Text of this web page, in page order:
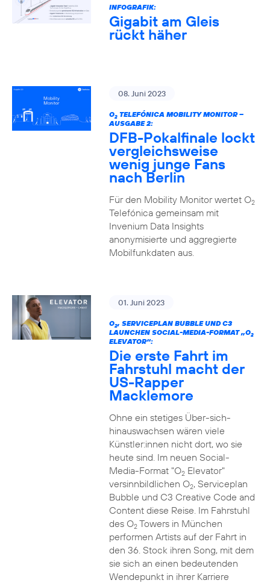
INFOGRAFIK:
Gigabit am Gleis
rückt häher
08. Juni 2023
O2TELEFÓNICA MOBILITY MONITOR –
AUSGABE 2:
DFB-Pokalfinale lockt
vergleichsweise
wenig junge Fans
nach Berlin
Für den Mobility Monitor wertet O2
Telefónica gemeinsam mit
Invenium Data Insights
anonymisierte und aggregierte
Mobilfunkdaten aus.
01. Juni 2023
O2, SERVICEPLAN BUBBLE UND C3
LAUNCHEN SOCIAL-MEDIA-FORMAT „O2
ELEVATOR“:
Die erste Fahrt im
Fahrstuhl macht der
US-Rapper
Macklemore
Ohne ein stetiges Über-sich-
hinauswachsen wären viele
Künstler:innen nicht dort, wo sie
heute sind. Im neuen Social-
Media-Format "O2Elevator"
versinnbildlichen O2, Serviceplan
Bubble und C3 Creative Code and
Content diese Reise. Im Fahrstuhl
des O2Towers in München
performen Artists auf der Fahrt in
den 36. Stock ihren Song, mit dem
sie sich an einen bedeutenden
Wendepunkt in ihrer Karriere